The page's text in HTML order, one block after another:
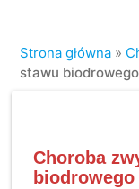
Strona główna »
stawu biodrowego
Choroba
biodrowego